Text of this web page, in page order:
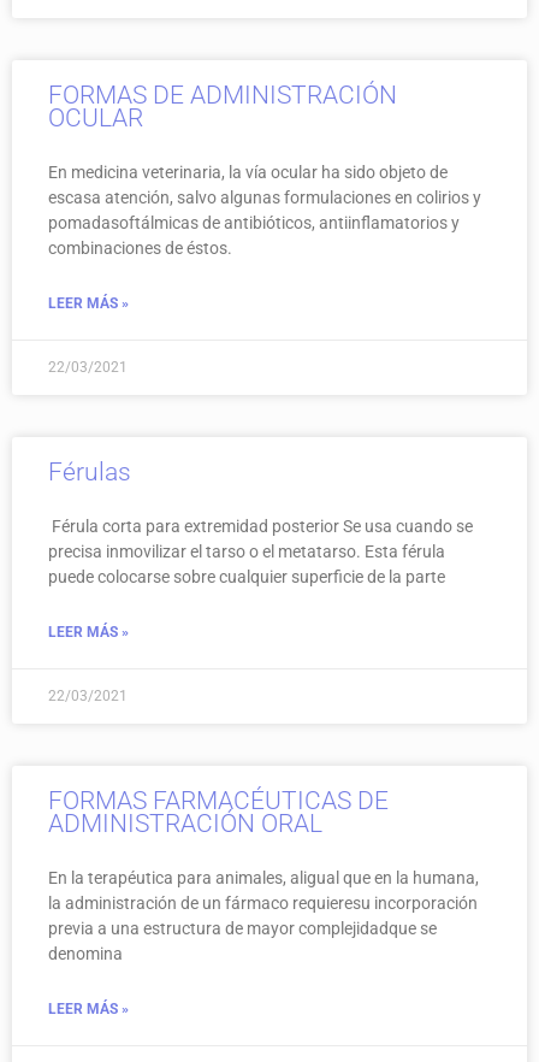
FORMAS DE ADMINISTRACIÓN
OCULAR
En medicina veterinaria, la vía ocular ha sido objeto de
escasa atención, salvo algunas formulaciones en colirios y
pomadasoftálmicas de antibióticos, antiinflamatorios y
combinaciones de éstos.
LEER MÁS »
22/03/2021
Férulas
Férula corta para extremidad posterior Se usa cuando se
precisa inmovilizar el tarso o el metatarso. Esta férula
puede colocarse sobre cualquier superficie de la parte
LEER MÁS »
22/03/2021
FORMAS FARMACÉUTICAS DE
ADMINISTRACIÓN ORAL
En la terapéutica para animales, aligual que en la humana,
la administración de un fármaco requieresu incorporación
previa a una estructura de mayor complejidadque se
denomina
LEER MÁS »